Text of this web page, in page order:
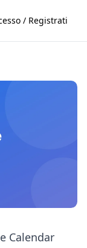
/ Registrati
Calendar